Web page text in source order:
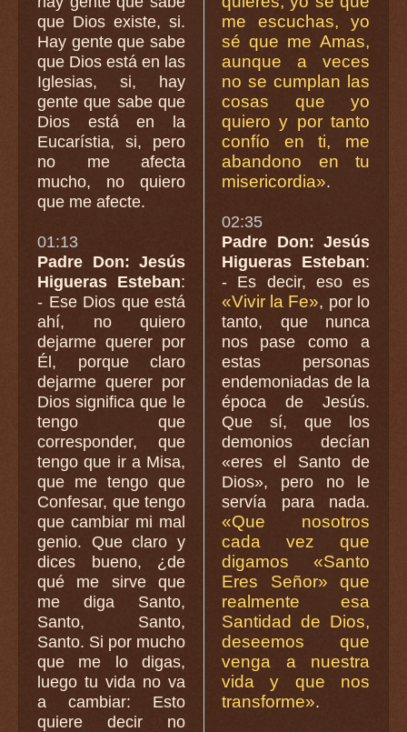
que Dios existe, si.
Hay gente que sabe
que Dios está en las
Iglesias, si, hay
gente que sabe que
Dios está en la
Eucarístia, si, pero
no me afecta
mucho, no quiero
que me afecte.
01:13
Padre Don: Jesús
Higueras Esteban:
- Ese Dios que está
ahí, no quiero
dejarme querer por
Él, porque claro
dejarme querer por
Dios significa que le
tengo que
corresponder, que
tengo que ir a Misa,
que me tengo que
Confesar, que tengo
que cambiar mi mal
genio. Que claro y
dices bueno, ¿de
qué me sirve que
me diga Santo,
Santo, Santo,
Santo. Si por mucho
que me lo digas,
luego tu vida no va
a cambiar: Esto
quiere decir no
me escuchas, yo
sé que me Amas,
aunque a veces
no se cumplan las
cosas que yo
quiero y por tanto
confío en ti, me
abandono en tu
misericordia».
02:35
Padre Don: Jesús
Higueras Esteban:
- Es decir, eso es
«Vivir la Fe», por lo
tanto, que nunca
nos pase como a
estas personas
endemoniadas de la
época de Jesús.
Que sí, que los
demonios decían
«eres el Santo de
Dios», pero no le
servía para nada.
«Que nosotros
cada vez que
digamos «Santo
Eres Señor» que
realmente esa
Santidad de Dios,
deseemos que
venga a nuestra
vida y que nos
transforme».